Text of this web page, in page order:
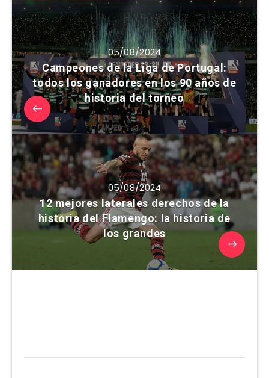
05/08/2024
Campeones de la Liga de Portugal:
todos los ganadores en los 90 años de
historia del torneo
05/08/2024
12 mejores laterales derechos de la
historia del Flamengo: la historia de
los grandes